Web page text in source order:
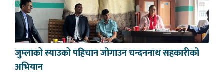
जुम्लाको स्याउको पहिचान जोगाउन चन्दननाथ सहकारीको
अभियान